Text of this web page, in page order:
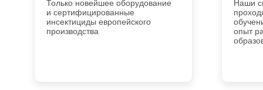
Только новейшее оборудование
и сертифицированные
инсектициды европейского
производства
Наши
опыт